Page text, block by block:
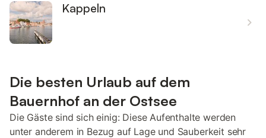
Kappeln
Die besten Urlaub auf dem
Bauernhof an der Ostsee
Die Gäste sind sich einig: Diese Aufenthalte werden
unter anderem in Bezug auf Lage und Sauberkeit sehr